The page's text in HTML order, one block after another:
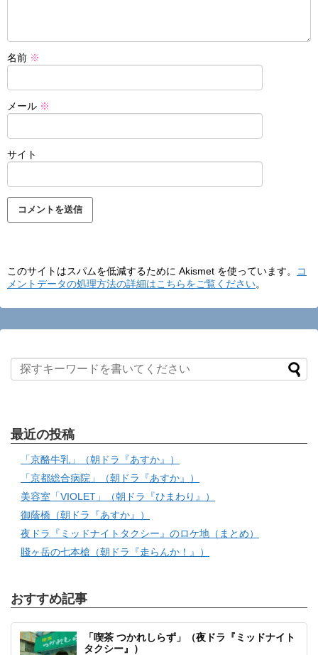
名前 ※
メール ※
サイト
このサイトはスパムを低減するために Akismet を使っています。
コ
メントデータの処理方法の詳細はこちらをご覧ください。
最近の投稿
「京酪牛乳」（朝ドラ『あすか』）
「京都総合病院」（朝ドラ『あすか』）
美容室「VIOLET」（朝ドラ『ひまわり』）
御蔭橋（朝ドラ『あすか』）
夜ドラ『ミッドナイトタクシー』のロケ地（まとめ）
賤ヶ岳の七本槍（朝ドラ『走らんか！』）
おすすめ記事
「喫茶 つかれしらず」（夜ドラ『ミッドナイト
タクシー』）